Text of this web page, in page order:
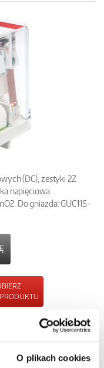
O plikach cookies
(DC), zestyki 2Z
napięciowa
Do gniazda: GUC11S-